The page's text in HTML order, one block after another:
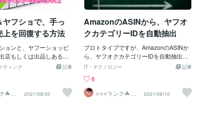
ヤフショで、手っ
上を回復する方法
ョンと、ヤフーショッピ
店もしくは出品しある程
ておられる方で、売上が
年EC物販、売上をあげ
最も流行っているのは、
を増やしてスケールメリ
記事
ティング
☘ヤ
ター
2021/08/30
AmazonのASINから、ヤフオ
クカテゴリーIDを自動抽出
プロトタイプですが、AmazonのASINか
ら、ヤフオクカテゴリーIDを自動抽出す
る試作プログラムが完成しました。とは
るだけ笑エラー等を吐き出す恐れもあ
り、今後、販売ツールの追加機能として
昇華し、付与するか、どうかは検討中。
記事
IT・テクノロジー
6
⭐️⭐️⭐️ランク☘ヤ
フオクマスター
2021/06/10